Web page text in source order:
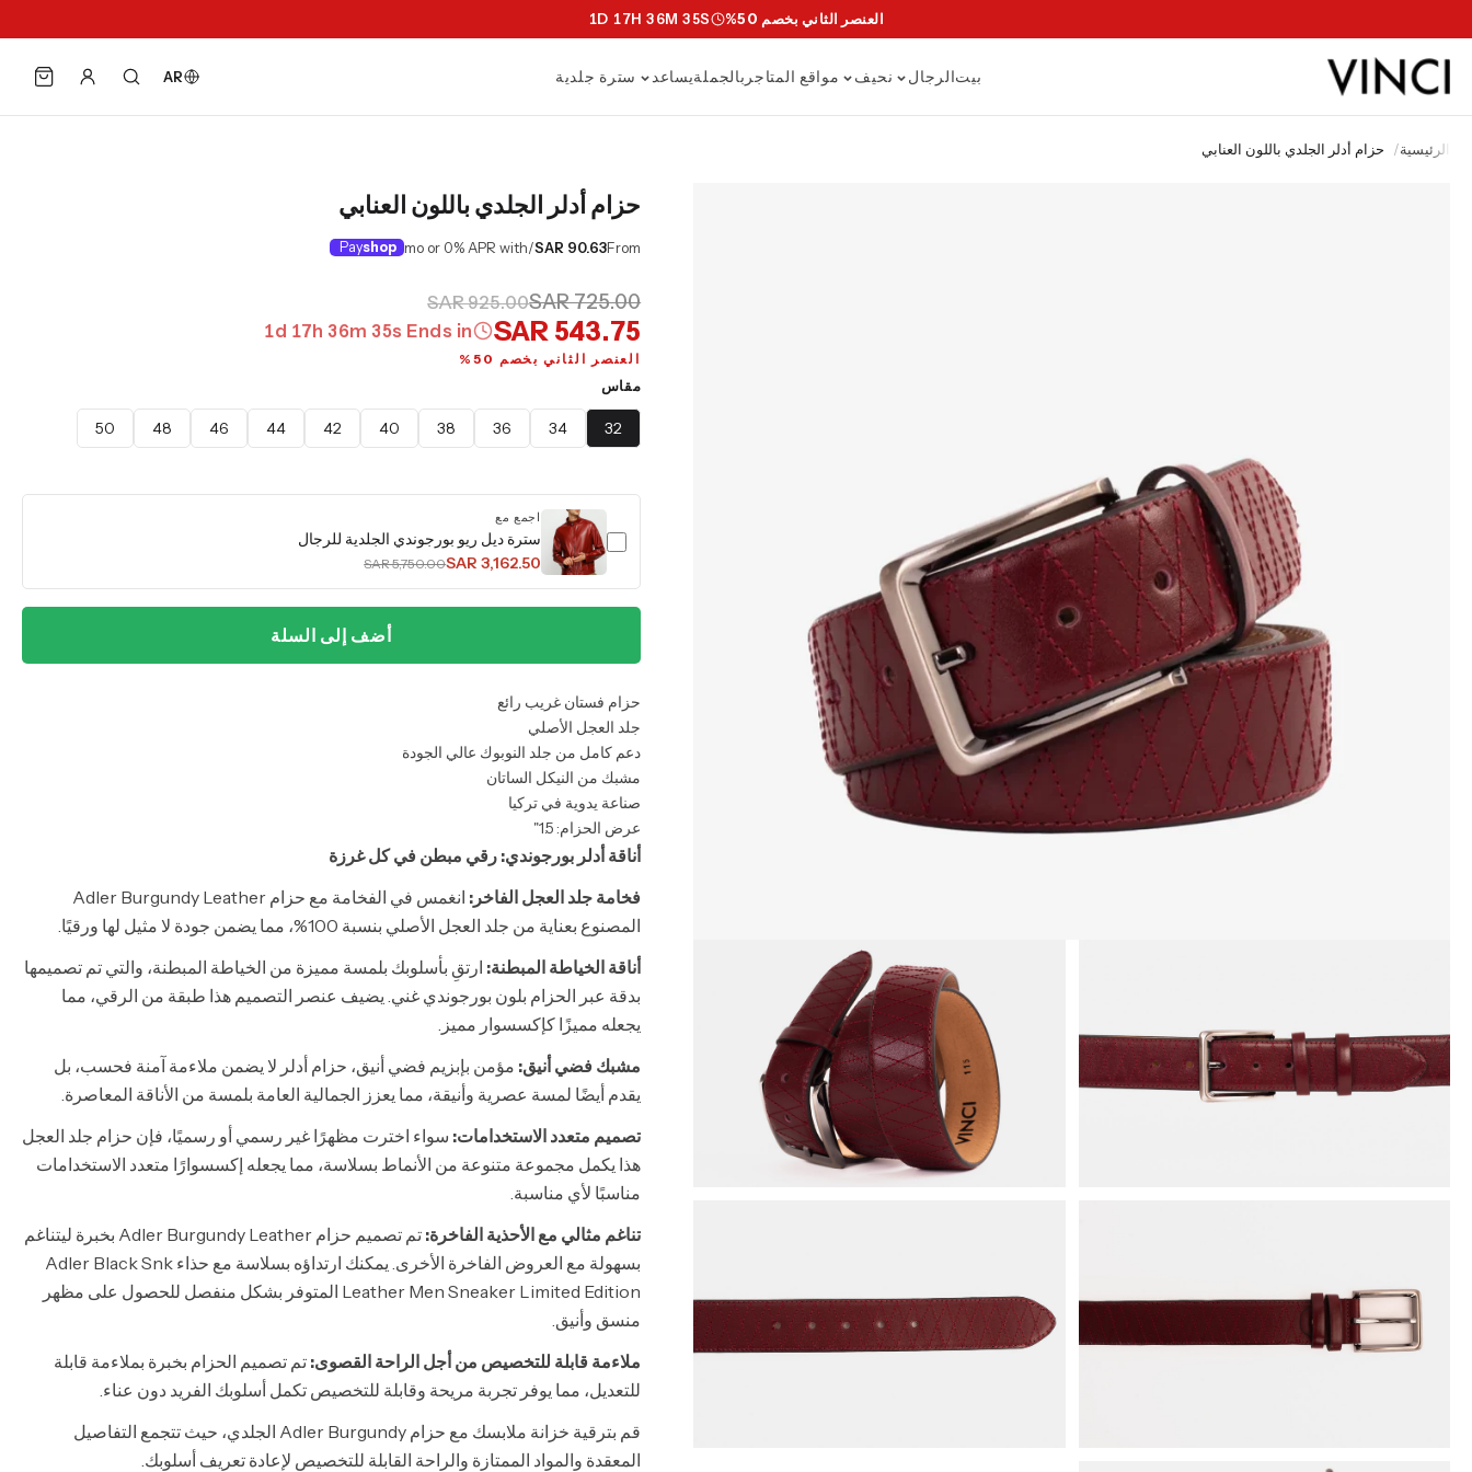
العنصر الثاني بخصم 50% 1D 17H 36M 34S
بيتالرجال نحيف مواقع المتاجر بالجملةيساعد سترة جلدية AR
الرئيسية/ حزام أدلر الجلدي باللون العنابي
حزام أدلر الجلدي باللون العنابي
From
SAR 90.63
/mo or 0% APR with
shop
Pay
SAR 725.00
SAR 925.00
SAR 543.75
Ends in
1d 17h 36m 34s
العنصر الثاني بخصم 50%
مقاس
32
34
36
38
40
42
44
46
48
50
اجمع مع
سترة ديل ريو بورجوندي الجلدية للرجال
SAR 3,162.50
SAR 5,750.00
أضف إلى السلة
حزام فستان غريب رائع
جلد العجل الأصلي
دعم كامل من جلد النوبوك عالي الجودة
مشبك من النيكل الساتان
صناعة يدوية في تركيا
عرض الحزام: 1.5"
أناقة أدلر بورجوندي: رقي مبطن في كل غرزة
فخامة جلد العجل الفاخر:
انغمس في الفخامة مع حزام Adler Burgundy Leather
المصنوع بعناية من جلد العجل الأصلي بنسبة 100%، مما يضمن جودة لا مثيل لها ورقيًا.
أناقة الخياطة المبطنة: ارتقِ بأسلوبك بلمسة مميزة من الخياطة المبطنة، والتي تم تصميمها
بدقة عبر الحزام بلون بورجوندي غني. يضيف عنصر التصميم هذا طبقة من الرقي، مما
يجعله مميزًا كإكسسوار مميز.
مشبك فضي أنيق: مؤمن بإبزيم فضي أنيق، حزام أدلر لا يضمن ملاءمة آمنة فحسب، بل
يقدم أيضًا لمسة عصرية وأنيقة، مما يعزز الجمالية العامة بلمسة من الأناقة المعاصرة.
تصميم متعدد الاستخدامات: سواء اخترت مظهرًا غير رسمي أو رسميًا، فإن حزام جلد العجل
هذا يكمل مجموعة متنوعة من الأنماط بسلاسة، مما يجعله إكسسوارًا متعدد الاستخدامات
مناسبًا لأي مناسبة.
تناغم مثالي مع الأحذية الفاخرة:
تم تصميم حزام Adler Burgundy Leather بخبرة ليتناغم
بسهولة مع العروض الفاخرة الأخرى. يمكنك ارتداؤه بسلاسة مع حذاء Adler Black Snk
Leather Men Sneaker Limited Edition المتوفر بشكل منفصل للحصول على مظهر
منسق وأنيق.
ملاءمة قابلة للتخصيص من أجل الراحة القصوى: تم تصميم الحزام بخبرة بملاءمة قابلة
للتعديل، مما يوفر تجربة مريحة وقابلة للتخصيص تكمل أسلوبك الفريد دون عناء.
قم بترقية خزانة ملابسك مع حزام Adler Burgundy الجلدي، حيث تتجمع التفاصيل
المعقدة والمواد الممتازة والراحة القابلة للتخصيص لإعادة تعريف أسلوبك.